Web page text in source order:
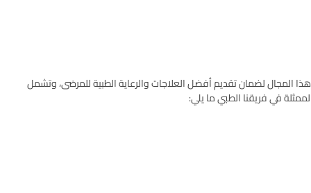
المجال ﻟﻀﻤﺎن ﺗﻘﺪﻳﻢ أﻓﻀﻞ اﻟﻌﻼﺟﺎت واﻟﺮﻋﺎﻳﺔ اﻟﻄﺒﻴﺔ ﻟﻠﻤﺮﺿﻰ، وﺗﺸﻤﻞ
ﻓﻲ ﻓﺮﻳﻘﻨﺎ اﻟﻄﺒﻲ ﻣﺎ ﻳﻠﻲ: